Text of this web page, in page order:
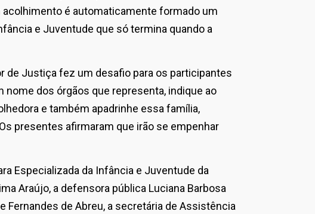
acolhimento é automaticamente formado um
e Juventude que só termina quando a
de Justiça fez um desafio para os participantes
nome dos órgãos que representa, indique ao
e também apadrinhe essa família,
presentes afirmaram que irão se empenhar
Especializada da Infância e Juventude da
Araújo, a defensora pública Luciana Barbosa
Fernandes de Abreu, a secretária de Assistência